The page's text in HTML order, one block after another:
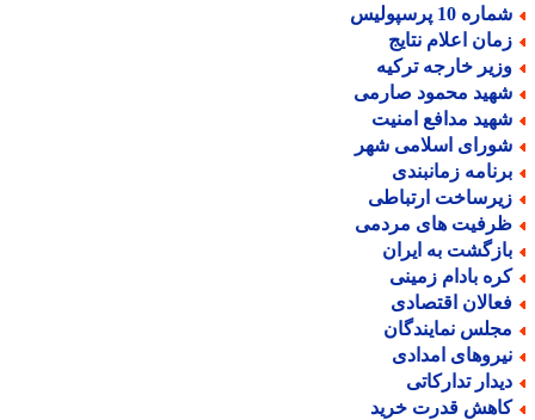
10 پرسپولیس
اعلام نتایج
خارجه ترکیه
محمود صارمی
مدافع امنیت
اسلامی شهر
زمانبندی
ارتباطی
های مردمی
به ایران
بادام زمینی
اقتصادی
نمایندگان
امدادی
تدارکاتی
قدرت خرید